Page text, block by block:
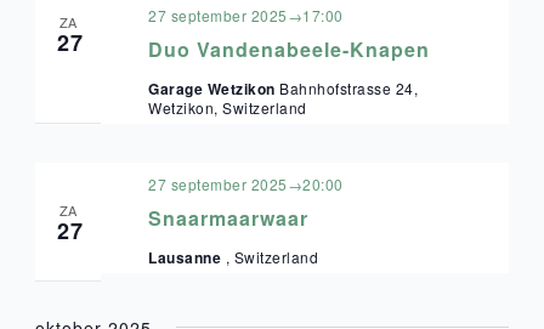
ZA
27 Duo Vandenabeele-Knapen
27 september 2025→17:00
Garage Wetzikon Bahnhofstrasse 24,
Wetzikon, Switzerland
ZA
27 Snaarmaarwaar
27 september 2025→20:00
Lausanne , Switzerland